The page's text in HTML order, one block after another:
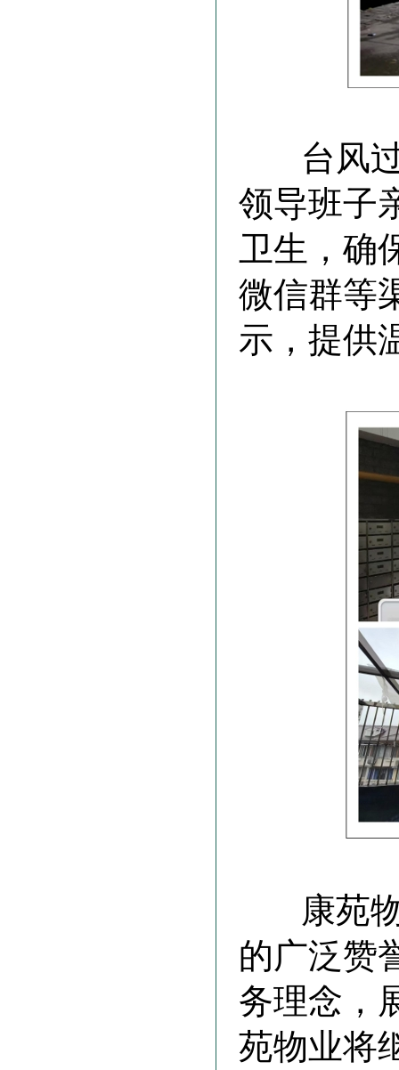
台风过
领导班子
卫生，确
微信群等
示，提供
康苑物
的广泛赞
务理念，
苑物业将